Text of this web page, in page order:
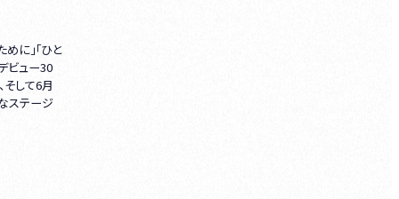
に」「ひと
ビュー30
して6月
ステージ